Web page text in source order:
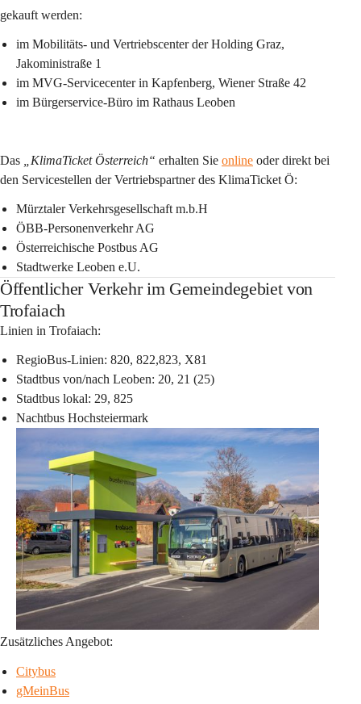
gekauft werden:
im Mobilitäts- und Vertriebscenter der Holding Graz,
Jakoministraße 1
im MVG-Servicecenter in Kapfenberg, Wiener Straße 42
im Bürgerservice-Büro im Rathaus Leoben
Das KlimaTicket Österreich“ erhalten Sie online oder direkt bei
den Servicestellen der Vertriebspartner des KlimaTicket Ö:
Mürztaler Verkehrsgesellschaft m.b.H
ÖBB-Personenverkehr AG
Österreichische Postbus AG
Stadtwerke Leoben e.U.
Öffentlicher Verkehr im Gemeindegebiet von
Trofaiach
Linien in Trofaiach:
RegioBus-Linien: 820, 822,823, X81
Stadtbus von/nach Leoben: 20, 21 (25)
Stadtbus lokal: 29, 825
Nachtbus Hochsteiermark
Zusätzliches Angebot:
Citybus
gMeinBus